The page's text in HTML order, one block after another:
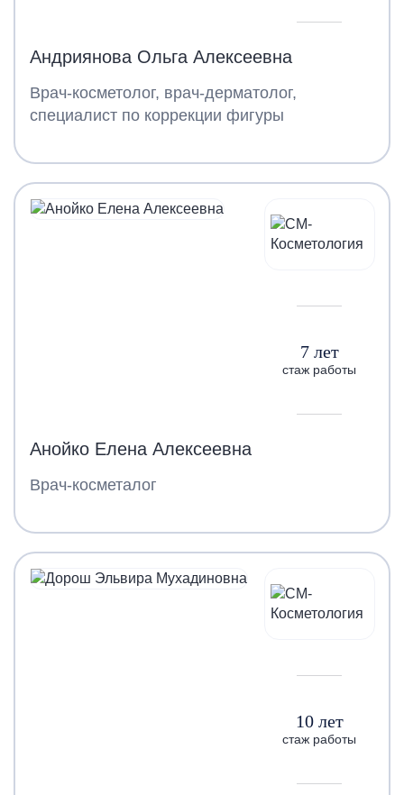
Андриянова Ольга Алексеевна
Врач-косметолог, врач-дерматолог,
специалист по коррекции фигуры
7 лет
стаж работы
Анойко Елена Алексеевна
Врач-косметалог
10 лет
стаж работы